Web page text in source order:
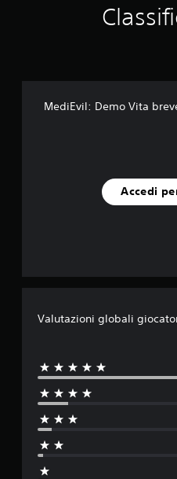
MediEvil: Demo Vita
Accedi
Valutazioni globali